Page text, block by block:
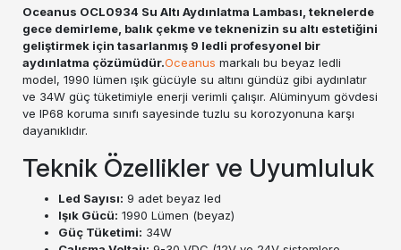
Oceanus OCL0934 Su Altı Aydınlatma Lambası, teknelerde
gece demirleme, balık çekme ve teknenizin su altı estetiğini
geliştirmek için tasarlanmış 9 ledli profesyonel bir
aydınlatma çözümüdür.Oceanus markalı bu beyaz ledli
model, 1990 lümen ışık gücüyle su altını gündüz gibi aydınlatır
ve 34W güç tüketimiyle enerji verimli çalışır. Alüminyum gövdesi
ve IP68 koruma sınıfı sayesinde tuzlu su korozyonuna karşı
dayanıklıdır.
Teknik Özellikler ve Uyumluluk
Led Sayısı: 9 adet beyaz led
Işık Gücü: 1990 Lümen (beyaz)
Güç Tüketimi: 34W